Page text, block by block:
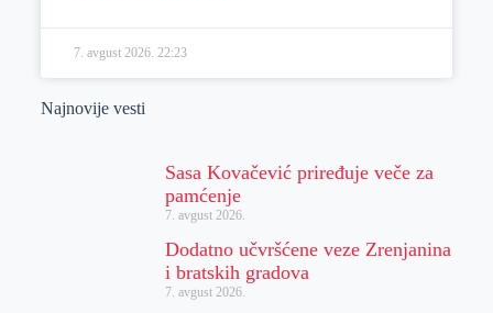
7. avgust 2026. 22:23
Najnovije vesti
Sasa Kovačević priređuje veče za
pamćenje
7. avgust 2026.
Dodatno učvršćene veze Zrenjanina
i bratskih gradova
7. avgust 2026.